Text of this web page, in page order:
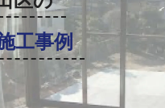
工事例